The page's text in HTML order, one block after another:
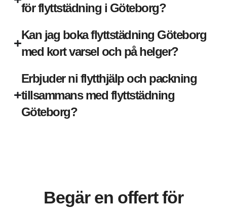
för flyttstädning i Göteborg?
Kan jag boka flyttstädning Göteborg
med kort varsel och på helger?
Erbjuder ni flytthjälp och packning
tillsammans med flyttstädning
Göteborg?
Begär en offert för